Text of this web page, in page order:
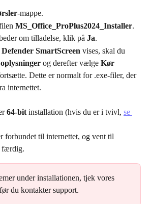
-mappe.
MS_Office_ProPlus2024_Installer.
om tilladelse, klik på Ja.
SmartScreen vises, skal du
og derefter vælge Kør
Dette er normalt for .exe-filer, der
internettet.
64-bit installation (hvis du er i tvivl, se
forbundet til internettet, og vent til
færdig.
under installationen, tjek vores
du kontakter support.